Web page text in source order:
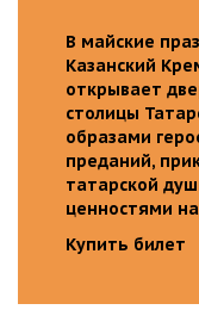
В майские
Казанский
открывает
столицы
образами
преданий,
татарской
ценностями
Купить билет